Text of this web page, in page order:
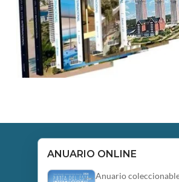
ANUARIO ONLINE
Anuario